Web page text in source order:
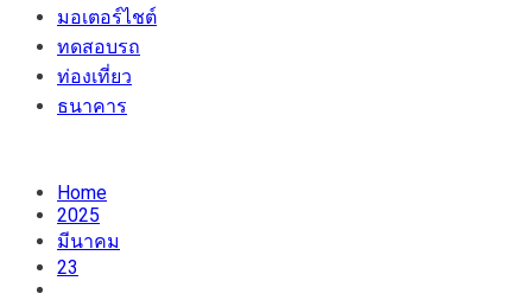
มอเตอร์ไชต์
ทดสอบรถ
ท่องเที่ยว
ธนาคาร
Home
2025
มีนาคม
23